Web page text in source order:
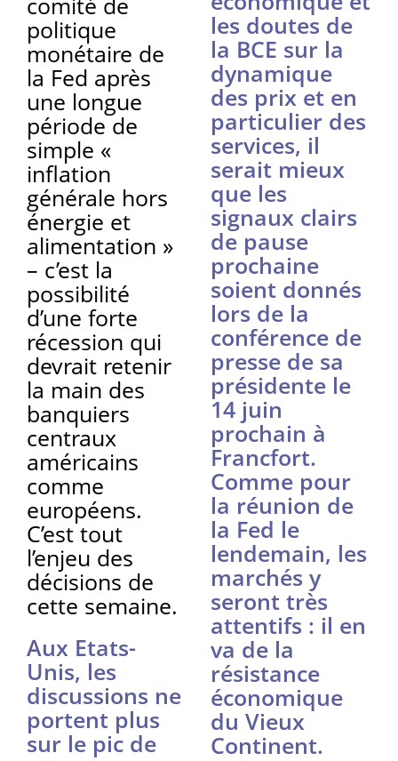
politique
monétaire de
la Fed après
une longue
période de
simple «
inflation
générale hors
énergie et
alimentation »
– c’est la
possibilité
d’une forte
récession qui
devrait retenir
la main des
banquiers
centraux
américains
comme
européens.
C’est tout
l’enjeu des
décisions de
cette semaine.
Aux Etats-
Unis, les
discussions ne
portent plus
sur le pic de
les doutes de
la BCE sur la
dynamique
des prix et en
particulier des
services, il
serait mieux
que les
signaux clairs
de pause
prochaine
soient donnés
lors de la
conférence de
presse de sa
présidente le
14 juin
prochain à
Francfort.
Comme pour
la réunion de
la Fed le
lendemain, les
marchés y
seront très
attentifs : il en
va de la
résistance
économique
du Vieux
Continent.